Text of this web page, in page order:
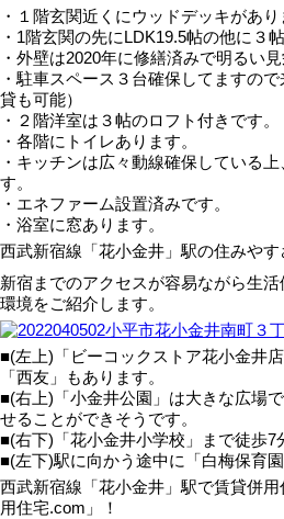
・１階玄関近くにウッドデッキがあり
・1階玄関の先にLDK19.5帖の他に３
・外壁は2020年に修繕済みで明るい
・駐車スペース３台確保してますの
貸も可能）
・２階洋室は３帖のロフト付きです。
・各階にトイレあります。
・キッチンは広々動線確保している
す。
・エネファーム設置済みです。
・浴室に窓あります。
西武新宿線「花小金井」駅の住みやす
新宿までのアクセスが容易ながら生
環境をご紹介します。
■(左上)「ビーコックストア花小金井
「西友」もあります。
■(右上)「小金井公園」は大きな広場
せることができそうです。
■(右下)「花小金井小学校」まで徒歩7
■(左下)駅に向かう途中に「白梅保育園
西武新宿線「花小金井」駅で賃貸併
用住宅.com」！